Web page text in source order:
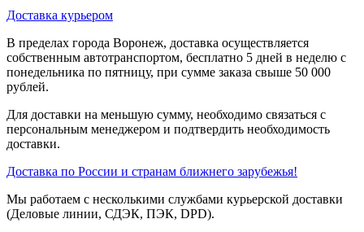
Доставка курьером
В пределах города Воронеж, доставка осуществляется
собственным автотранспортом, бесплатно 5 дней в неделю с
понедельника по пятницу, при сумме заказа свыше 50 000
рублей.
Для доставки на меньшую сумму, необходимо связаться с
персональным менеджером и подтвердить необходимость
доставки.
Доставка по России и странам ближнего зарубежья!
Мы работаем с несколькими службами курьерской доставки
(Деловые линии, СДЭК, ПЭК, DPD).